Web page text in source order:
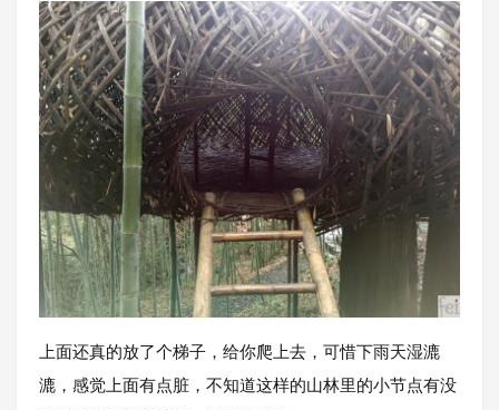
上面还真的放了个梯子，给你爬上去，可惜下雨天湿漉
漉，感觉上面有点脏，不知道这样的山林里的小节点有没